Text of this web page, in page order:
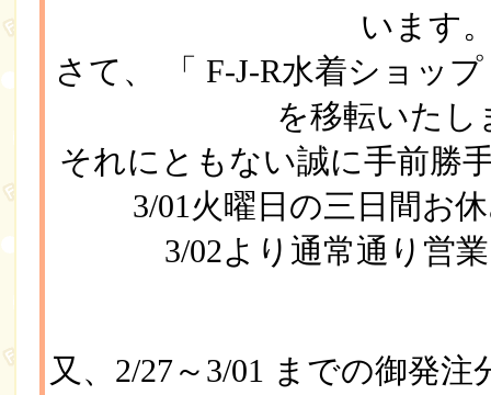
います
さて、 「 F-J-R水着ショッ
を移転いたし
それにともない誠に手前勝
3/01火曜日の三日間
3/02より通常通り営
又、2/27～3/01 までの御発